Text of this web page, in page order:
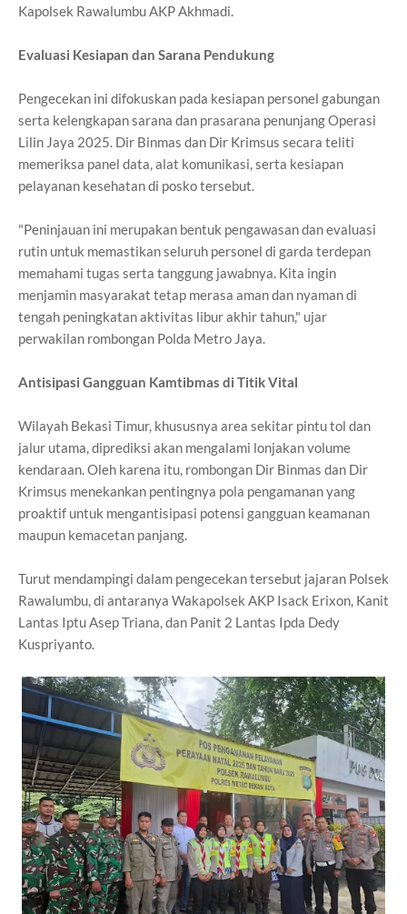
Kapolsek Rawalumbu AKP Akhmadi.
Evaluasi Kesiapan dan Sarana Pendukung
Pengecekan ini difokuskan pada kesiapan personel gabungan
serta kelengkapan sarana dan prasarana penunjang Operasi
Lilin Jaya 2025. Dir Binmas dan Dir Krimsus secara teliti
memeriksa panel data, alat komunikasi, serta kesiapan
pelayanan kesehatan di posko tersebut.
"Peninjauan ini merupakan bentuk pengawasan dan evaluasi
rutin untuk memastikan seluruh personel di garda terdepan
memahami tugas serta tanggung jawabnya. Kita ingin
menjamin masyarakat tetap merasa aman dan nyaman di
tengah peningkatan aktivitas libur akhir tahun," ujar
perwakilan rombongan Polda Metro Jaya.
Antisipasi Gangguan Kamtibmas di Titik Vital
Wilayah Bekasi Timur, khususnya area sekitar pintu tol dan
jalur utama, diprediksi akan mengalami lonjakan volume
kendaraan. Oleh karena itu, rombongan Dir Binmas dan Dir
Krimsus menekankan pentingnya pola pengamanan yang
proaktif untuk mengantisipasi potensi gangguan keamanan
maupun kemacetan panjang.
Turut mendampingi dalam pengecekan tersebut jajaran Polsek
Rawalumbu, di antaranya Wakapolsek AKP Isack Erixon, Kanit
Lantas Iptu Asep Triana, dan Panit 2 Lantas Ipda Dedy
Kuspriyanto.